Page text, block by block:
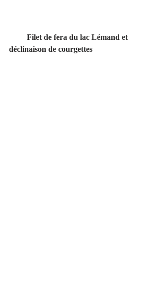
déclinaison de courgettes